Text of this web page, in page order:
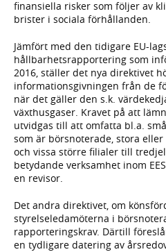
finansiella risker som följer av
brister i sociala förhållanden.
Jämfört med den tidigare EU-
hållbarhetsrapportering som
2016, ställer det nya direktivet
informationsgivningen från de
när det gäller den s.k.
växthusgaser. Kravet på att
utvidgas till att omfatta bl.a.
som är börsnoterade, stora
och vissa större filialer till
betydande verksamhet inom
en revisor.
Det andra direktivet, om
styrelseledamöterna i
rapporteringskrav. Därtill
en tydligare datering av